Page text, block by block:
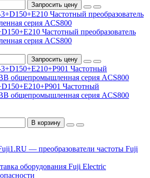
Запросить цену
Частотный преобразователь
серия ACS800
Запросить цену
Частотный
общепромышленная серия ACS800
В корзину
— преобразователи частоты Fuji
оборудования Fuji Electric